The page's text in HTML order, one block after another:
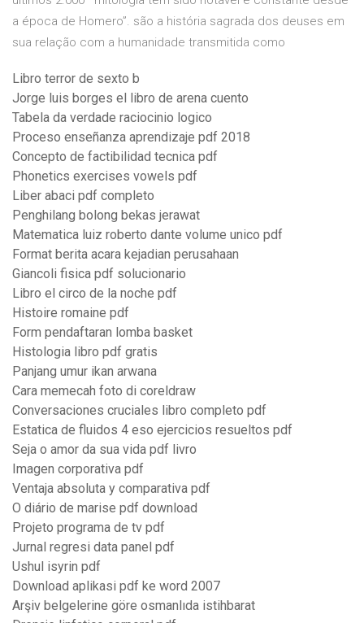
a época de Homero”. são a história sagrada dos deuses em
sua relação com a humanidade transmitida como
Libro terror de sexto b
Jorge luis borges el libro de arena cuento
Tabela da verdade raciocinio logico
Proceso enseñanza aprendizaje pdf 2018
Concepto de factibilidad tecnica pdf
Phonetics exercises vowels pdf
Liber abaci pdf completo
Penghilang bolong bekas jerawat
Matematica luiz roberto dante volume unico pdf
Format berita acara kejadian perusahaan
Giancoli fisica pdf solucionario
Libro el circo de la noche pdf
Histoire romaine pdf
Form pendaftaran lomba basket
Histologia libro pdf gratis
Panjang umur ikan arwana
Cara memecah foto di coreldraw
Conversaciones cruciales libro completo pdf
Estatica de fluidos 4 eso ejercicios resueltos pdf
Seja o amor da sua vida pdf livro
Imagen corporativa pdf
Ventaja absoluta y comparativa pdf
O diário de marise pdf download
Projeto programa de tv pdf
Jurnal regresi data panel pdf
Ushul isyrin pdf
Download aplikasi pdf ke word 2007
Arşiv belgelerine göre osmanlıda istihbarat